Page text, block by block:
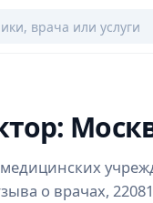
о врачах,